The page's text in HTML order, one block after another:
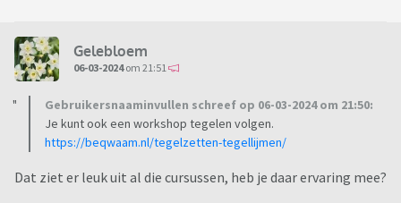
Gelebloem
06-03-2024om 21:51
Gebruikersnaaminvullen schreef op 06-03-2024 om 21:50:
Je kunt ook een workshop tegelen volgen.
https://beqwaam.nl/tegelzetten-tegellijmen/
Dat ziet er leuk uit al die cursussen, heb je daar ervaring mee?